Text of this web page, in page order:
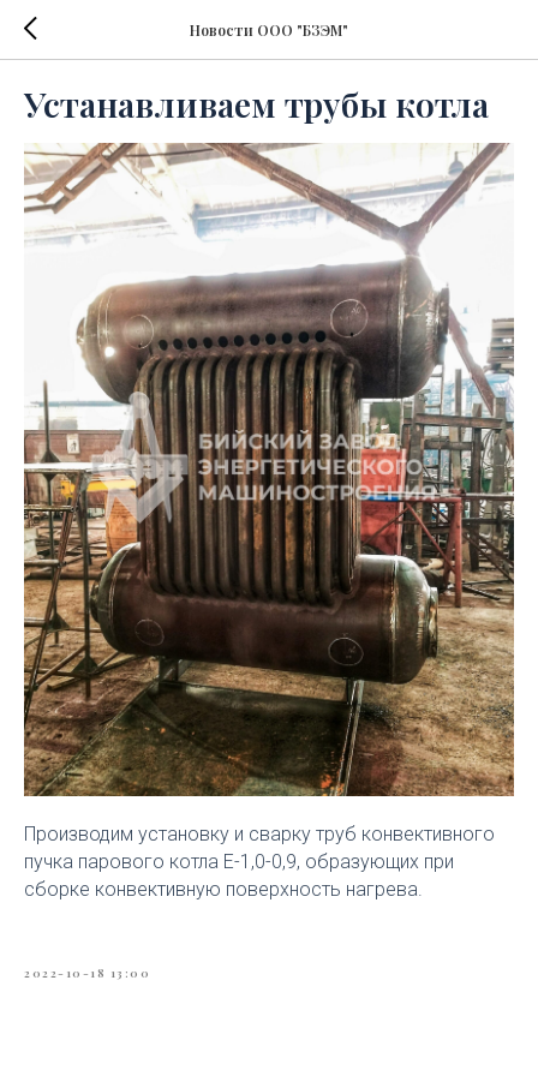
Новости ООО "БЗЭМ"
Устанавливаем трубы котла
Производим установку и сварку труб конвективного
пучка парового котла Е-1,0-0,9, образующих при
сборке конвективную поверхность нагрева.
2022-10-18 13:00